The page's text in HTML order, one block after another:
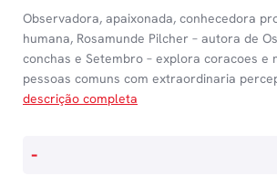
Observadora, apaixonada, conhecedora
humana, Rosamunde Pilcher – autora de
conchas e Setembro – explora coracoes e
pessoas comuns com extraordinaria
descrição completa
-